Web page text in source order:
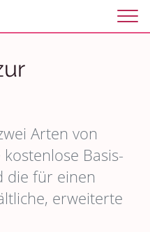
Arten von
Basis-
für einen
erweiterte